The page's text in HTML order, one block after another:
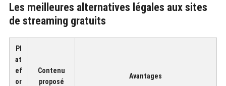
Les meilleures alternatives légales aux sites
de streaming gratuits
Pl
at
ef
or
Contenu
proposé
Avantages